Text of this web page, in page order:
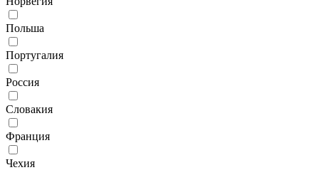
Польша
Португалия
Россия
Словакия
Франция
Чехия